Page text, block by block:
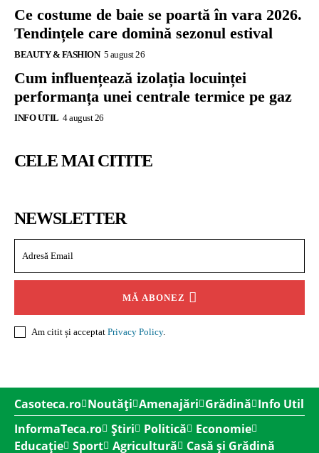
Ce costume de baie se poartă în vara 2026.
Tendințele care domină sezonul estival
BEAUTY & FASHION 5 august 26
Cum influențează izolația locuinței
performanța unei centrale termice pe gaz
INFO UTIL 4 august 26
CELE MAI CITITE
NEWSLETTER
MĂ ABONEZ
Am citit și acceptat Privacy Policy.
Casoteca.ro Noutăți Amenajări Grădină Info Util
InformaTeca.ro Știri Politică
Economie
Educație Sport Agricultură Casă și Grădină